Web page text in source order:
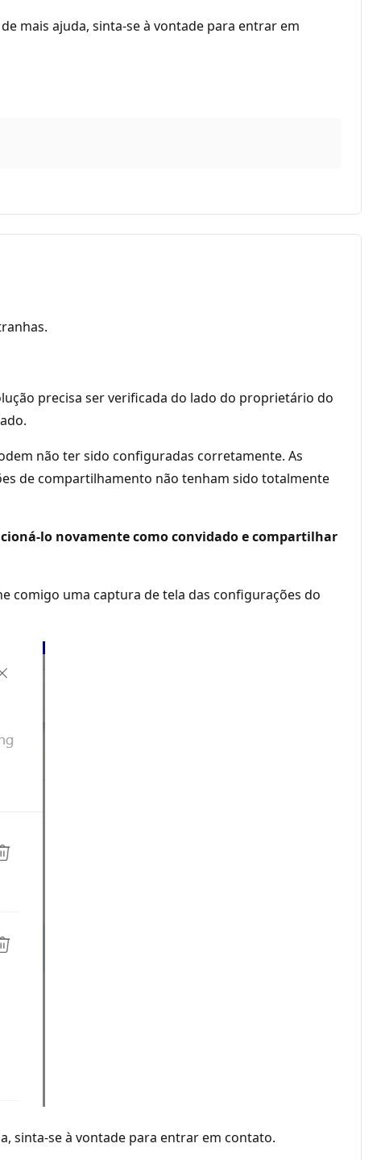
mais ajuda, sinta-se à vontade para entrar em
precisa ser verificada do lado do proprietário do
não ter sido configuradas corretamente. As
de compartilhamento não tenham sido totalmente
lo novamente como convidado e compartilhar
comigo uma captura de tela das configurações do
sinta-se à vontade para entrar em contato.